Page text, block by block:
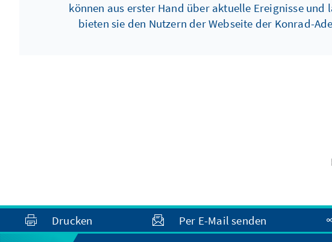
können aus erster Hand über aktuelle Ereignisse
bieten sie den Nutzern der Webseite der Konrad-
Drucken Per E-Mail senden